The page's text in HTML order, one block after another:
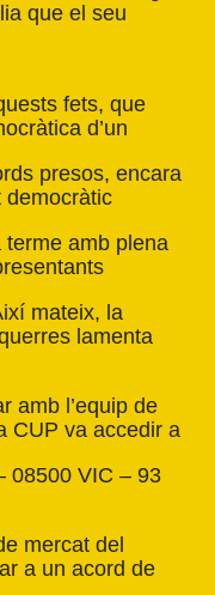
que el seu
fets, que
d’un
presos, encara
democràtic
amb plena
mateix, la
lamenta
amb l’equip de
CUP va accedir a
08500 VIC – 93
mercat del
a un acord de